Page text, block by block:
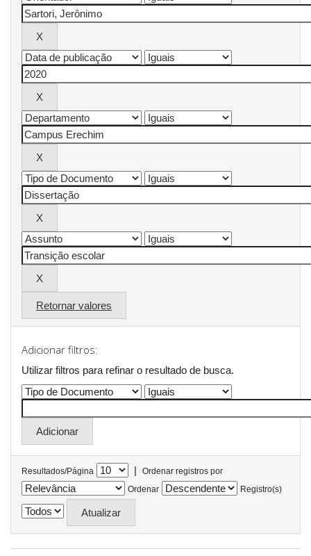
Retornar valores
Adicionar filtros:
Utilizar filtros para refinar o resultado de busca.
Resultados/Página |
Ordenar registros por
Ordenar
Registro(s)